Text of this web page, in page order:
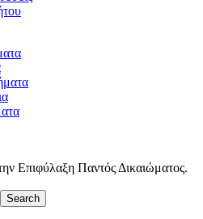
Επιφύλαξη Παντός Δικαιώματος.
Search